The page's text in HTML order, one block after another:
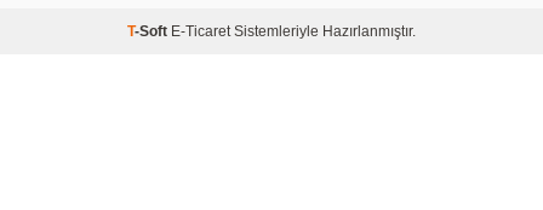
T-Soft E-TicaretSistemleriyle Hazırlanmıştır.